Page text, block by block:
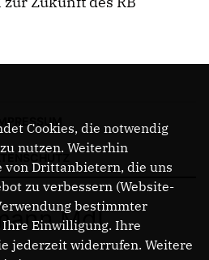
IMPRESSUM
MdL
Cookies, die notwendig
nutzen. Weiterhin
von Drittanbietern, die uns
zu verbessern (Website-
bestimmter
Einwilligung. Ihre
jederzeit widerrufen. Weitere